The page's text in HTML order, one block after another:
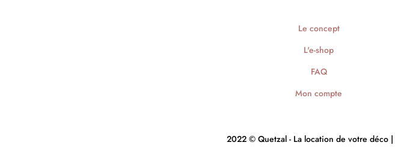
Le concept
L'e-shop
FAQ
Mon compte
2022 © Quetzal - La location de votre déco |